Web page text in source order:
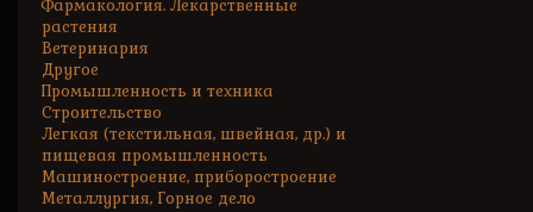
Фармакология. Лекарственные
растения
Ветеринария
Другое
Промышленность и техника
Строительство
Легкая (текстильная, швейная, др.) и
пищевая промышленность
Машиностроение, приборостроение
Металлургия, Горное дело